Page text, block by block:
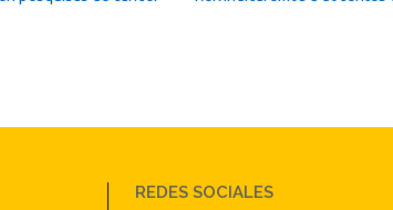
REDES SOCIALES